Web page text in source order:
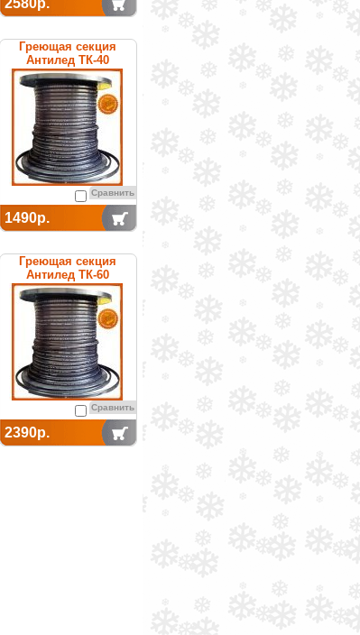
2580р.
Греющая секция
Антилед ТК-40
саморегулируемая
Сравнить
1490р.
Греющая секция
Антилед ТК-60
саморегулируемая
Сравнить
2390р.